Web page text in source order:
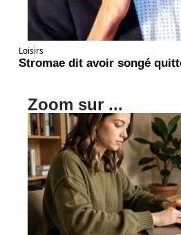
Loisirs
Stromae dit avoir songé
Zoom sur ...